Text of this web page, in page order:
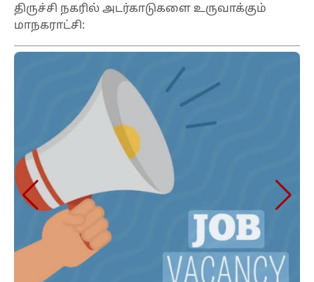
திருச்சி நகரில் அடர்காடுகளை உருவாக்கும்
மாநகராட்சி: